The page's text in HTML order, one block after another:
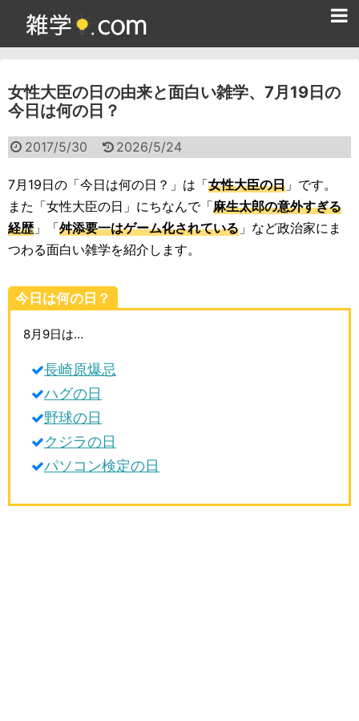
女性大臣の日の由来と面白い雑学、7月19日の
今日は何の日？
2017/5/30 2026/5/24
7月19日の「今日は何の日？」は「女性大臣の日 」です。
また「女性大臣の日」にちなんで「麻生太郎の意外すぎる
経歴」「舛添要一はゲーム化されている 」など政治家にま
つわる面白い雑学を紹介します。
今日は何の日？
8月9日は…
長崎原爆忌
ハグの日
野球の日
クジラの日
パソコン検定の日
雑学クイズ問題集
面白い雑学
ためになる雑学
スポーツ雑学
動物雑学
歴史雑学
生活雑学
サイト情報